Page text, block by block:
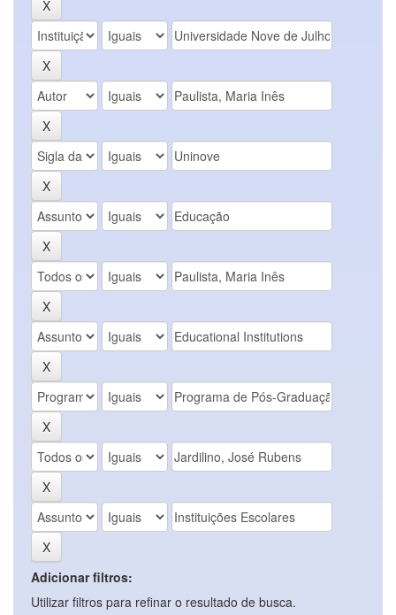
Adicionar filtros:
Utilizar filtros para refinar o resultado de busca.